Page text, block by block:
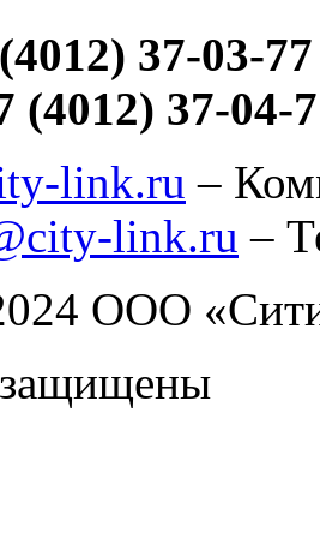
37-03-77
(4012) 37-04-
link.ru –
link.ru –
ООО
защищены